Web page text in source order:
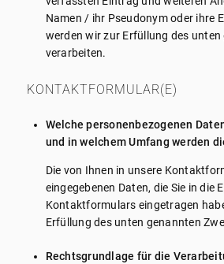
Namen / ihr Pseudonym oder ihre
werden wir zur Erfüllung des
verarbeiten.
KONTAKTFORMULAR(E)
Welche personenbezogenen
und in welchem Umfang werden
Die von Ihnen in unsere
eingegebenen Daten, die Sie in die
Kontaktformulars eingetragen
Erfüllung des unten genannten
Rechtsgrundlage für die